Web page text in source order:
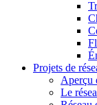
Projets de
Aperçu
Le